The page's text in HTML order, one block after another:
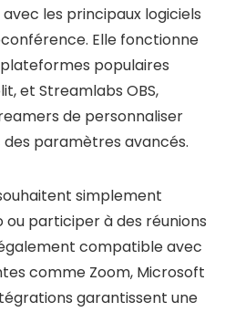
les principaux logiciels
Elle fonctionne
populaires
et Streamlabs OBS,
de personnaliser
paramètres avancés.
simplement
ou participer à des réunions
compatible avec
comme Zoom, Microsoft
garantissent une